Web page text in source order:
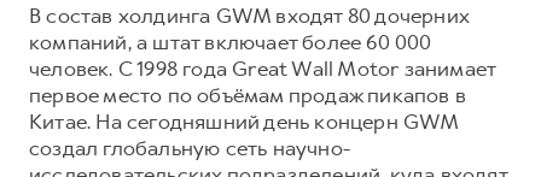
В состав холдинга GWM входят 80 дочерних
компаний, а штат включает более 60 000
человек. С 1998 года Great Wall Motor занимает
первое место по объёмам продаж пикапов в
Китае. На сегодняшний день концерн GWM
создал глобальную сеть научно-